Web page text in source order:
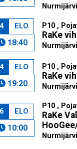
ELO
18:40
P10 ,
RaKe
ELO
19:20
P10 ,
RaKe
ELO
10:00
P10 ,
RaKe